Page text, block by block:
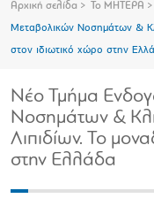
Αρχική σελίδα Το ΜΗΤΕΡΑ
Μεταβολικών Νοσημάτων &
στον ιδιωτικό χώρο στην
Νέο Τμήμα
Νοσημάτων &
Λιπιδίων. To
στην Ελλάδα